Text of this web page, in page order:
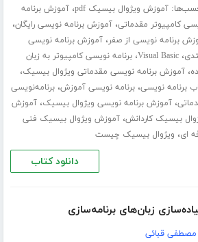
آموزش ویژوال بیسیک pdf ،آموزش برنامه
کامپیوتر مقدماتی،آموزش برنامه نویسی رایگان،
برنامه نویسی از صفر،آموزش برنامه نویسی
،Visual Basic،برنامه نویسی کامپیوتر به زبان
،آموزش برنامه نویسی مقدماتی ویژوال بیسیک،
برنامه نویسی،برنامه نویسی آموزش،برنامه‌نویسی
،آموزش برنامه نویسی ویژوال بیسیک،آموزش
بیسیک کاردانش،آموزش ویژوال بیسیک فنی
ای، ویژوال بیسیک چیست
دانلود کتاب
زبان‌های برنامه‌سازی
مصطفی قبائی